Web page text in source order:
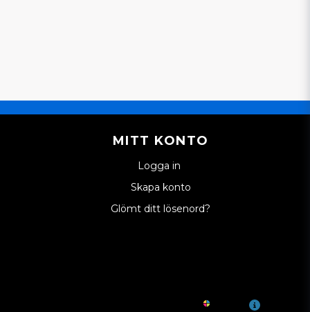
MITT KONTO
Logga in
Skapa konto
Glömt ditt lösenord?